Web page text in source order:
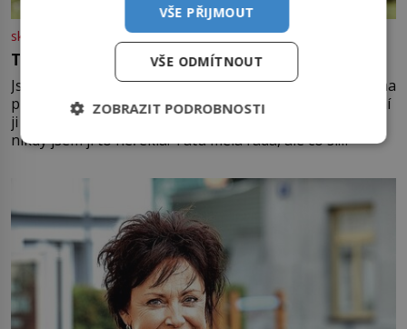
skutecnepribehy.cz
Ten můj chlap je prostě báječný
Jsem holka Štěstěny, tvrdila moje máma, když jsem doma
představila Mirka. Mohla na něm oči nechat. To nadšení
ji neopustilo nikdy. Myslím, že mi trochu záviděla, ale
nikdy jsem jí to neřekla. Tátu měla ráda, ale co si
Jsme spolu moc rádi Tehdy byla jiná doba, když
VŠE PŘIJMOUT
VŠE ODMÍTNOUT
ZOBRAZIT PODROBNOSTI